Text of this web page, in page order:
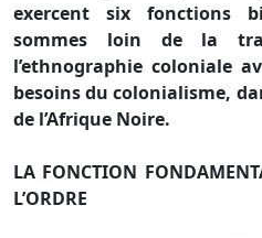
exercent six fonctions
sommes loin de la
l’ethnographie coloniale
besoins du colonialisme,
de l’Afrique Noire.
LA FONCTION
L’ORDRE